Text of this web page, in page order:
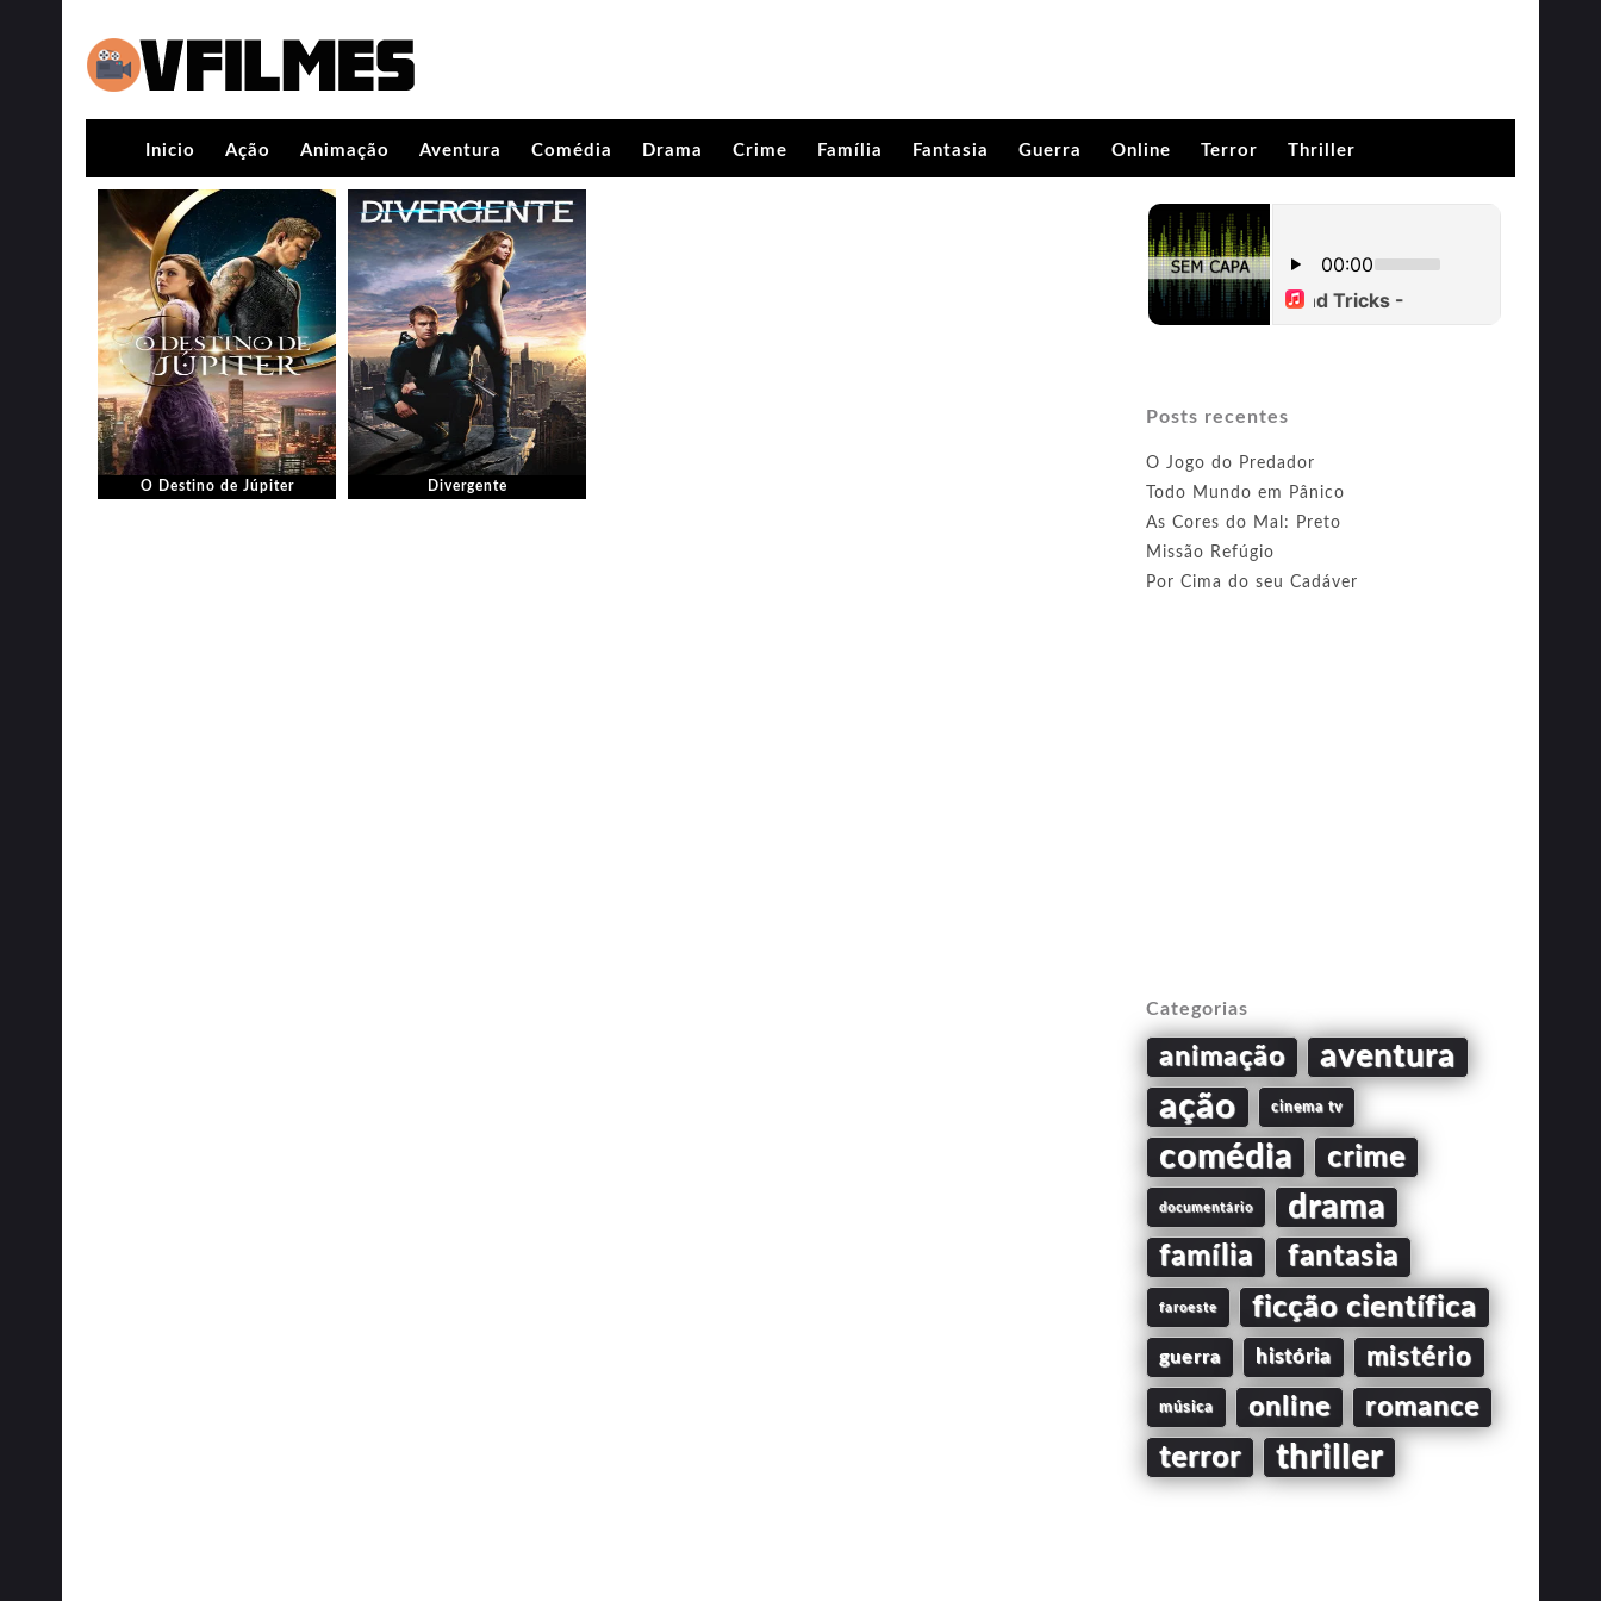
Inicio Ação Animação Aventura Comédia Drama Crime Família Fantasia Guerra Online Terror Thriller
O Destino de Júpiter Divergente
Posts recentes
O Jogo do Predador
Todo Mundo em Pânico
As Cores do Mal: Preto
Missão Refúgio
Por Cima do seu Cadáver
Categorias
animação aventura
ação cinema tv
comédia crime
documentário drama
família fantasia
faroeste ficção científica
guerra história mistério
música online romance
terror thriller